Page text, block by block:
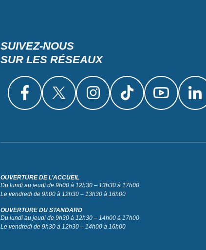
SUIVEZ-NOUS
SUR LES RÉSEAUX
OUVERTURE DE L’ACCUEIL
Du lundi au jeudi de 9h00 à 12h30 – 13h30 à 17h00
Le vendredi de 9h00 à 12h30 – 13h30 à 16h00
OUVERTURE DU STANDARD
Du lundi au jeudi de 9h30 à 12h30 – 14h00 à 17h00
Le vendredi de 9h30 à 12h30 – 14h00 à 16h00